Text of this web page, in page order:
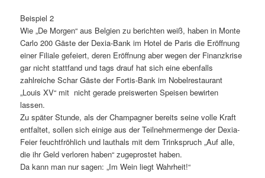
Beispiel 2
Wie „De Morgen“ aus Belgien zu berichten weiß, haben in Monte
Carlo 200 Gäste der Dexia-Bank im Hotel de Paris die Eröffnung
einer Filiale gefeiert, deren Eröffnung aber wegen der Finanzkrise
gar nicht stattfand und tags drauf hat sich eine ebenfalls
zahlreiche Schar Gäste der Fortis-Bank im Nobelrestaurant
„Louis XV“ mit nicht gerade preiswerten Speisen bewirten
lassen.
Zu später Stunde, als der Champagner bereits seine volle Kraft
entfaltet, sollen sich einige aus der Teilnehmermenge der Dexia-
Feier feuchtfröhlich und lauthals mit dem Trinkspruch „Auf alle,
die ihr Geld verloren haben“ zugeprostet haben.
Da kann man nur sagen: „Im Wein liegt Wahrheit!“